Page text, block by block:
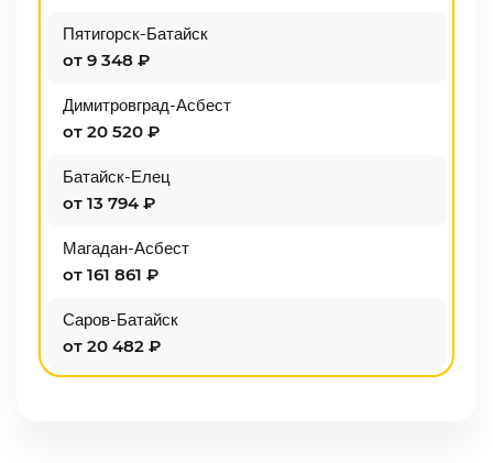
Пятигорск-Батайск
от 9 348 ₽
Димитровград-Асбест
от 20 520 ₽
Батайск-Елец
от 13 794 ₽
Магадан-Асбест
от 161 861 ₽
Саров-Батайск
от 20 482 ₽